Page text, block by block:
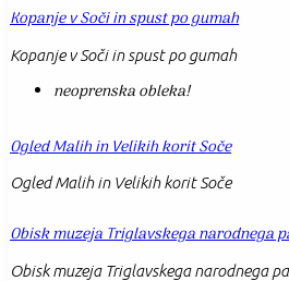
Kopanje v Soči in spust po gumah
Kopanje v Soči in spust po gumah
neoprenska obleka!
Ogled Malih in Velikih korit Soče
Ogled Malih in Velikih korit Soče
Obisk muzeja Triglavskega narodnega
Obisk muzeja Triglavskega narodnega